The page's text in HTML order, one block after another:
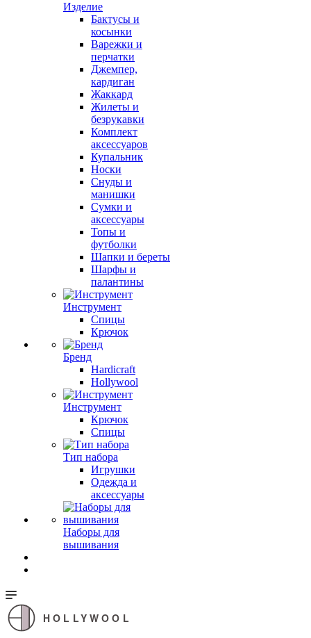
Изделие
Бактусы и
косынки
Варежки и
перчатки
Джемпер,
кардиган
Жаккард
Жилеты и
безрукавки
Комплект
аксессуаров
Купальник
Носки
Снуды и
манишки
Сумки и
аксессуары
Топы и
футболки
Шапки и береты
Шарфы и
палантины
Инструмент
Спицы
Крючок
Бренд
Hardicraft
Hollywool
Инструмент
Крючок
Спицы
Тип набора
Игрушки
Одежда и
аксессуары
Наборы для
вышивания
HOLLYWOOL